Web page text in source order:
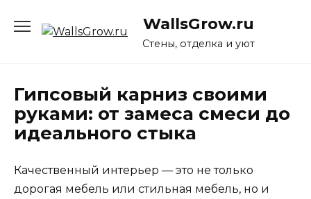
содержанию
WallsGrow.ru
Стены, отделка и уют
Гипсовый карниз своими
руками: от замеса смеси до
идеального стыка
Качественный интерьер — это не только
дорогая мебель или стильная мебель, но и